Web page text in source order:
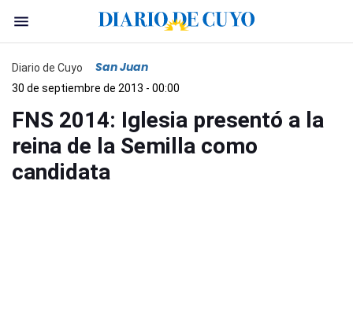
Diario de Cuyo San Juan
30 de septiembre de 2013 - 00:00
FNS 2014: Iglesia presentó a la
reina de la Semilla como
candidata